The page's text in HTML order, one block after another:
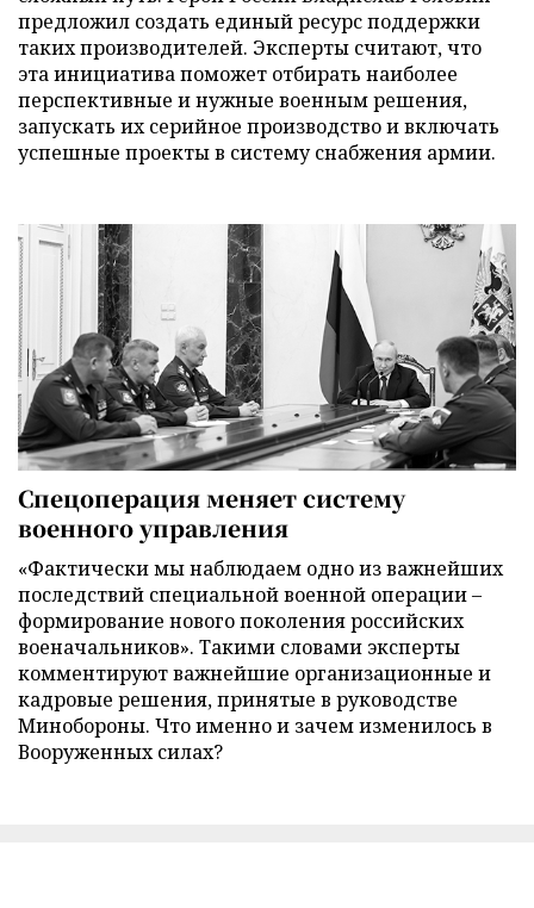
предложил создать единый ресурс поддержки
таких производителей. Эксперты считают, что
эта инициатива поможет отбирать наиболее
перспективные и нужные военным решения,
запускать их серийное производство и включать
успешные проекты в систему снабжения армии.
Спецоперация меняет систему
военного управления
«Фактически мы наблюдаем одно из важнейших
последствий специальной военной операции –
формирование нового поколения российских
военачальников». Такими словами эксперты
комментируют важнейшие организационные и
кадровые решения, принятые в руководстве
Минобороны. Что именно и зачем изменилось в
Вооруженных силах?